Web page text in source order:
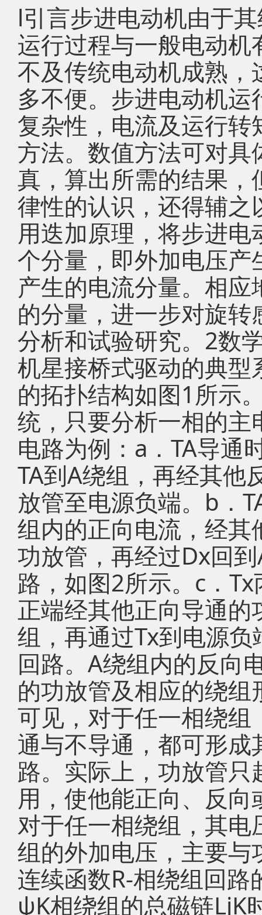
l引言步进电动机由于
运行过程与一般电动
不及传统电动机成熟
多不便。步进电动机
复杂性，电流及运行
方法。数值方法可对
真，算出所需的结果
律性的认识，还得辅
用迭加原理，将步进
个分量，即外加电压
产生的电流分量。相
的分量，进一步对旋
分析和试验研究。2数
机星接桥式驱动的典
的拓扑结构如图1所示
统，只要分析一相的
电路为例：a．TA导通
TA到A绕组，再经其他
放管至电源负端。b．
组内的正向电流，经
功放管，再经过Dx回
路，如图2所示。c．
正端经其他正向导通
组，再通过Tx到电源
回路。A绕组内的反向
的功放管及相应的绕
可见，对于任一相绕
通与不导通，都可形
路。实际上，功放管
用，使他能正向、反
对于任一相绕组，其电
组的外加电压，主要
连续函数R-相绕组回
ψK相绕组的总磁链LjK